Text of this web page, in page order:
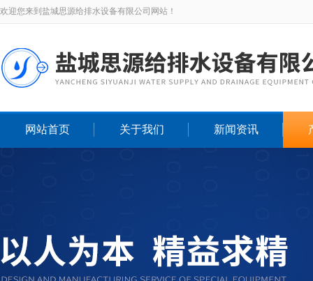
欢迎您来到盐城思源给排水设备有限公司网站！
网站首页 关于我们 新闻资讯